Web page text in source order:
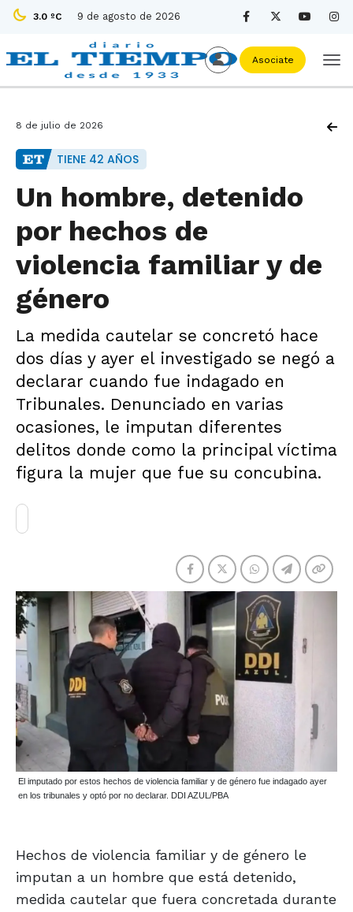
3.0 ºC 9 de agosto de 2026
Asociate
8 de julio de 2026
TIENE 42 AÑOS
Un hombre, detenido
por hechos de
violencia familiar y de
género
La medida cautelar se concretó hace
dos días y ayer el investigado se negó a
declarar cuando fue indagado en
Tribunales. Denunciado en varias
ocasiones, le imputan diferentes
delitos donde como la principal víctima
figura la mujer que fue su concubina.
El imputado por estos hechos de violencia familiar y de género fue indagado ayer
en los tribunales y optó por no declarar. DDI AZUL/PBA
Hechos de violencia familiar y de género le
imputan a un hombre que está detenido,
medida cautelar que fuera concretada durante